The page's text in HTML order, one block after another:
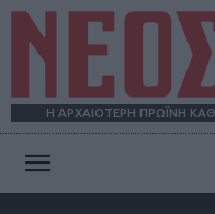
Η ΑΡΧΑΙΟΤΕΡΗ ΠΡΩΪΝΗ